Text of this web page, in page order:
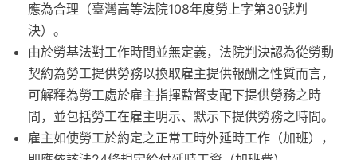
應為合理（臺灣高等法院108年度勞上字第30號判
決）。
由於勞基法對工作時間並無定義，法院判決認為從勞動
契約為勞工提供勞務以換取雇主提供報酬之性質而言，
可解釋為勞工處於雇主指揮監督支配下提供勞務之時
間，並包括勞工在雇主明示、默示下提供勞務之時間。
雇主如使勞工於約定之正常工時外延時工作（加班），